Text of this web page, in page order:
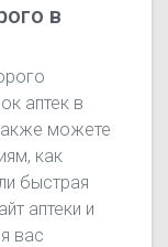
в
аптек в
можете
как
быстрая
аптеки и
вас